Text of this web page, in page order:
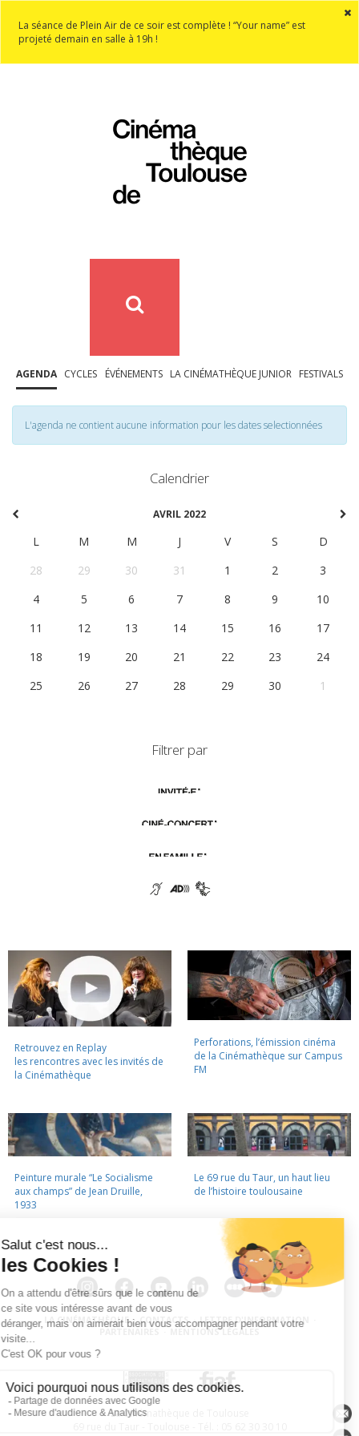
La séance de Plein Air de ce soir est complète ! “Your name” est
projeté demain en salle à 19h !
AGENDA CYCLES ÉVÉNEMENTS LA CINÉMATHÈQUE JUNIOR FESTIVALS
L'agenda ne contient aucune information pour les dates selectionnées
Calendrier
AVRIL 2022
L M M J V S
D
28
29 30 31 1 2
3
4
5 6 7 8 9
10
11
12 13 14 15 16
17
18
19 20 21 22 23
24
25
26 27 28 29 30 1
Filtrer par
Retrouvez en Replay
les rencontres avec les invités de
la Cinémathèque
Perforations, l’émission cinéma
de la Cinémathèque sur Campus
FM
Peinture murale “Le Socialisme
aux champs” de Jean Druille,
1933
Le 69 rue du Taur, un haut lieu
de l’histoire toulousaine
LA CINÉMATHÈQUE · CONTACTS · LETTRE D'INFORMATION
PARTENAIRES · MENTIONS LÉGALES
La Cinémathèque de Toulouse